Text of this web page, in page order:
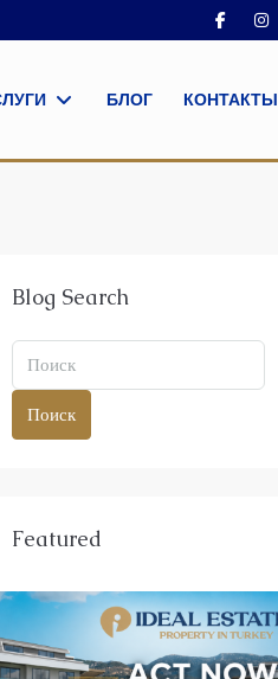
БЛОГ КОНТАКТЫ
Blog Search
Поиск
Featured